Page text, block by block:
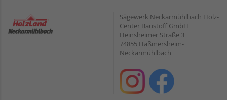
Sägewerk Neckarmühlbach Holz-
Center Baustoff GmbH
Heinsheimer Straße 3
74855 Haßmersheim-
Neckarmühlbach